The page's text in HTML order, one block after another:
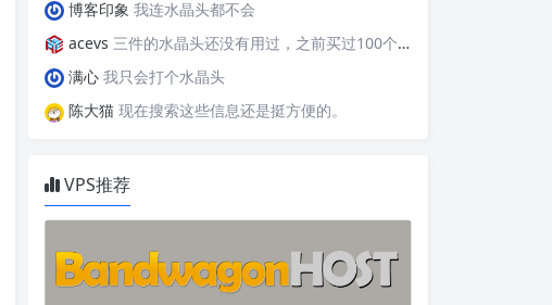
博客印象 我连水晶头都不会
acevs 三件的水晶头还没有用过，之前买过100个水晶头还没有 用完。
满心 我只会打个水晶头
陈大猫 现在搜索这些信息还是挺方便的。
VPS推荐